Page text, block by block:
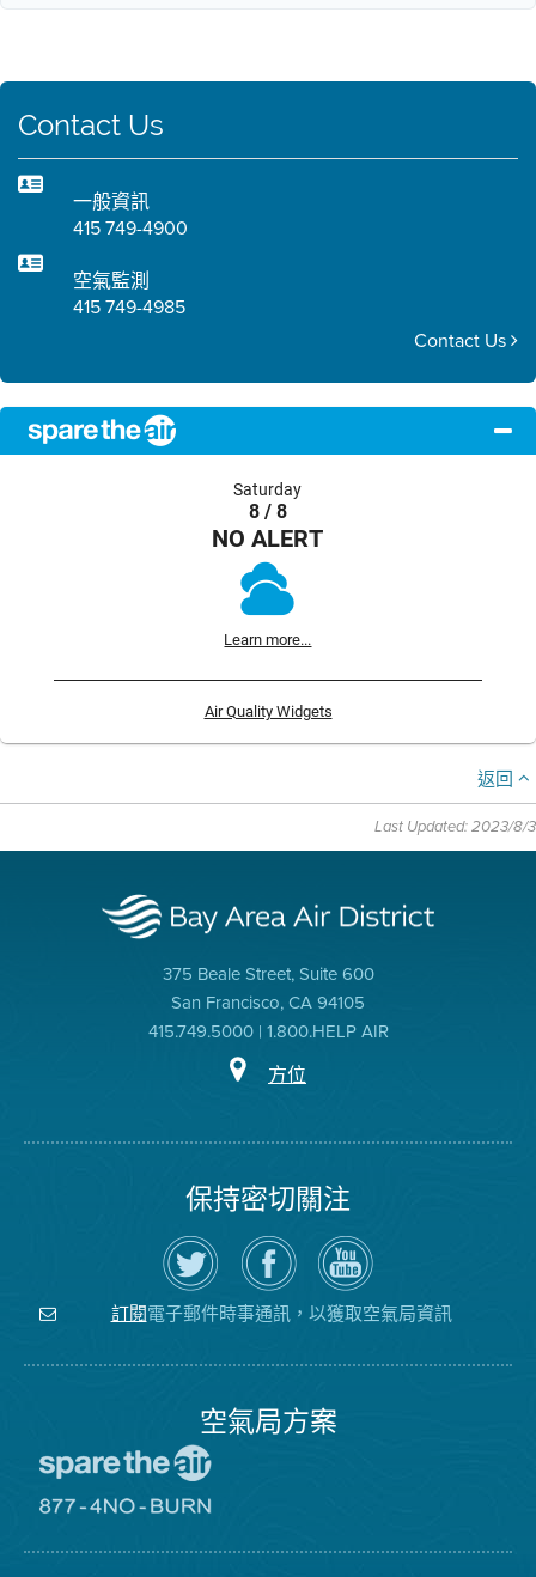
Contact Us
一般資訊
415 749-4900
空氣監測
415 749-4985
Contact Us
Saturday
8 / 8
NO ALERT
Learn more...
Air Quality Widgets
返回
Last Updated: 2023/8/3
375 Beale Street, Suite 600
San Francisco, CA 94105
415.749.5000 | 1.800.HELP AIR
方位
保持密切關注
在
Twitter
上
關
注
空
瀏
覽
氣
局
的
空
氣
局
YouTube
頻
道
訂閱電子郵件時事通訊，以獲取空氣局資訊
空氣局方案
空
8774